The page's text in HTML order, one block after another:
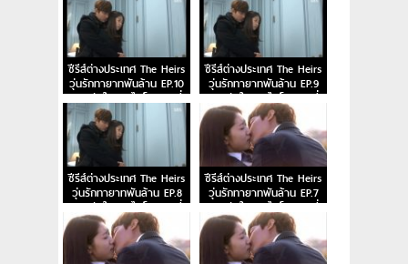
ซีรีส์ต่างประเทศ The Heirs
วุ่นรักทายาทพันล้าน EP.10
หยุดหัวใจนายไฮโซ ตอนที่
ซีรีส์ต่างประเทศ The Heirs
วุ่นรักทายาทพันล้าน EP.9
หยุดหัวใจนายไฮโซ ตอนที่
9
ซีรีส์ต่างประเทศ The Heirs
วุ่นรักทายาทพันล้าน EP.8
หยุดหัวใจนายไฮโซ ตอนที่
8
ซีรีส์ต่างประเทศ The Heirs
วุ่นรักทายาทพันล้าน EP.7
หยุดหัวใจนายไฮโซ ตอนที่
7